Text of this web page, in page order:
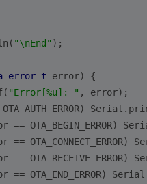
( "\nEnd" );
error) {
( "Error[%u]: " , error);
Serial .
== OTA_BEGIN_ERROR)
OTA_CONNECT_ERROR)
OTA_RECEIVE_ERROR)
OTA_END_ERROR) Serial